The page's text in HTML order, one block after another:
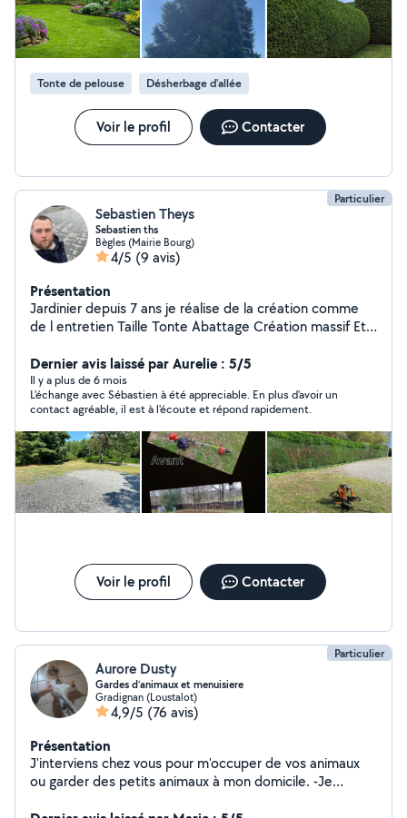
Tonte de pelouse Désherbage d'allée
Voir le profil Contacter
Particulier
Sebastien Theys
Sebastien ths
Bègles (Mairie Bourg)
4/5 (9 avis)
Présentation
Jardinier depuis 7 ans je réalise de la création comme
de l entretien Taille Tonte Abattage Création massif Etc
différentes demande
Dernier avis laissé par Aurelie : 5/5
Il y a plus de 6 mois
L'échange avec Sébastien à été appreciable. En plus d'avoir un
contact agréable, il est à l'écoute et répond rapidement.
Voir le profil Contacter
Particulier
Aurore Dusty
Gardes d’animaux et menuisiere
Gradignan (Loustalot)
4,9/5 (76 avis)
Présentation
J'interviens chez vous pour m'occuper de vos animaux
ou garder des petits animaux à mon domicile. -Je